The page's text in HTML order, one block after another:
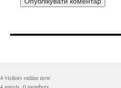
4 visitors online now